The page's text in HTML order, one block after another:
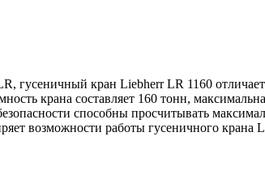
гусеничный кран Liebherr LR 1160
крана составляет 160 тонн,
способны просчитывать
возможности работы гусеничного крана